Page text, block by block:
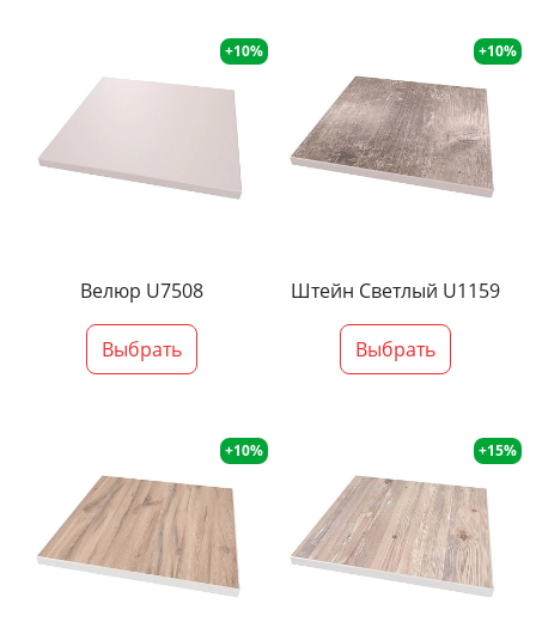
+10%
Велюр U7508
Выбрать
+10%
Штейн Светлый U1159
Выбрать
+10% +15%